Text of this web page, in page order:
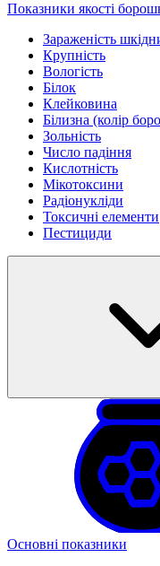
Показники якості
Зараженість
Крупність
Вологість
Білок
Клейковина
Білизна (колір
Зольність
Число падіння
Кислотність
Мікотоксини
Радіонукліди
Токсичні елементи
Пестициди
Основні показники